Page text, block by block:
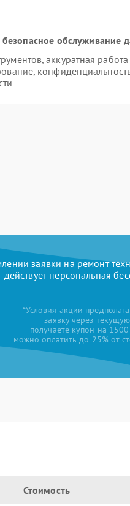
обслуживание
аккуратная работа
заявки на ремонт
действует персональная
*Условия акции
заявку через
получаете купон на
можно оплатить до 25% от
Стоимость